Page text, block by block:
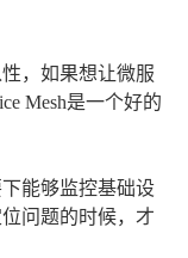
，如果想让微服
Mesh是一个好的
能够监控基础设
问题的时候，才